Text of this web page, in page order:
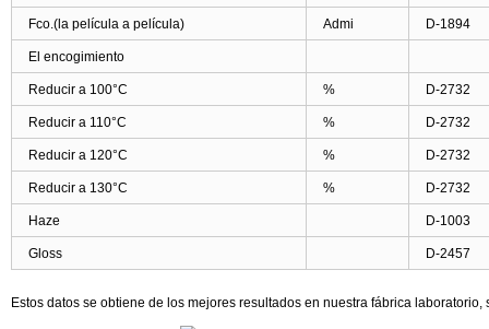
Fco.(la película a película) Admi D-1894
El encogimiento
Reducir a 100°C % D-2732
Reducir a 110°C % D-2732
Reducir a 120°C % D-2732
Reducir a 130°C % D-2732
Haze D-1003
Gloss D-2457
Estos datos se obtiene de los mejores resultados en nuestra fábrica laboratorio,